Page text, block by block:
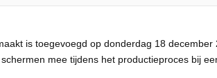
is toegevoegd op donderdag 18
mee tijdens het productieproces bij